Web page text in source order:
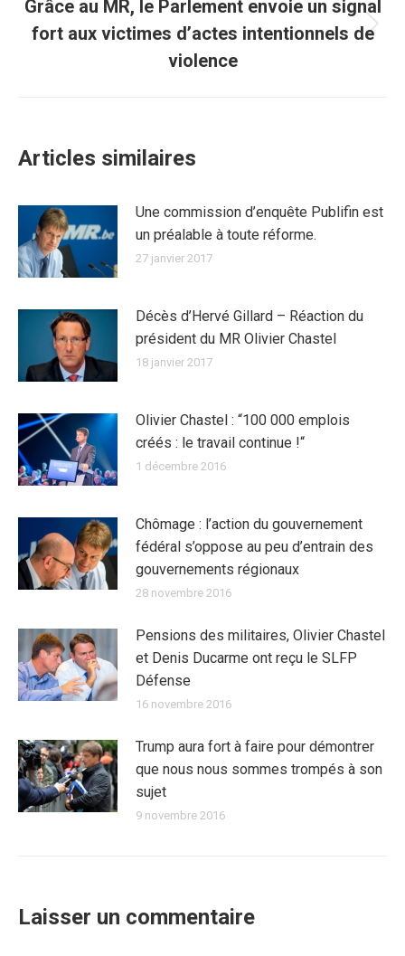
Article
suivant
Grâce au MR, le Parlement envoie un signal
fort aux victimes d’actes intentionnels de
violence
Articles similaires
Une commission d’enquête Publifin est
un préalable à toute réforme.
27 janvier 2017
Décès d’Hervé Gillard – Réaction du
président du MR Olivier Chastel
18 janvier 2017
Olivier Chastel : “100 000 emplois
créés : le travail continue !“
1 décembre 2016
Chômage : l’action du gouvernement
fédéral s’oppose au peu d’entrain des
gouvernements régionaux
28 novembre 2016
Pensions des militaires, Olivier Chastel
et Denis Ducarme ont reçu le SLFP
Défense
16 novembre 2016
Trump aura fort à faire pour démontrer
que nous nous sommes trompés à son
sujet
9 novembre 2016
Laisser un commentaire